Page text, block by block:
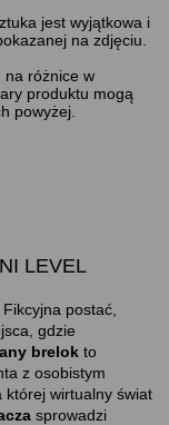
jest wyjątkowa i
na zdjęciu.
na różnice w
produktu mogą
powyżej.
LEVEL
postać,
gdzie
brelok to
z osobistym
której wirtualny świat
sprowadzi